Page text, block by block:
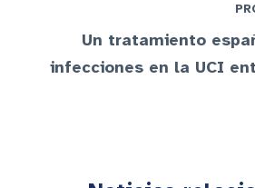
Un tratamiento
infecciones en la UCI